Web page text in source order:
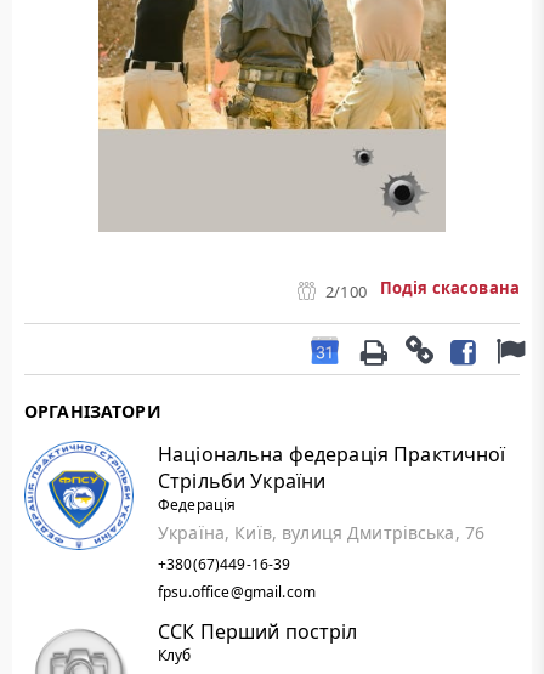
2/100 Подія скасована
ОРГАНІЗАТОРИ
Національна федерація Практичної
Стрільби України
Федерація
Україна, Київ, вулиця Дмитрівська, 76
+380(67)449-16-39
fpsu.office@gmail.com
ССК Перший постріл
Клуб